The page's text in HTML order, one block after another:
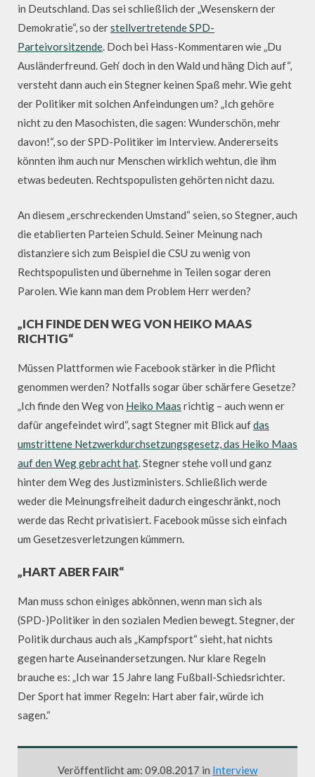
in Deutschland. Das sei schließlich der „Wesenskern der
Demokratie“, so derstellvertretende SPD-
Parteivorsitzende. Doch bei Hass-Kommentaren wie „Du
Ausländerfreund. Geh‘ doch in den Wald und häng Dich auf“,
versteht dann auch ein Stegner keinen Spaß mehr. Wie geht
der Politiker mit solchen Anfeindungen um? „Ich gehöre
nicht zu den Masochisten, die sagen: Wunderschön, mehr
davon!“, so der SPD-Politiker im Interview. Andererseits
könnten ihm auch nur Menschen wirklich wehtun, die ihm
etwas bedeuten. Rechtspopulisten gehörten nicht dazu.
An diesem „erschreckenden Umstand“ seien, so Stegner, auch
die etablierten Parteien Schuld. Seiner Meinung nach
distanziere sich zum Beispiel die CSU zu wenig von
Rechtspopulisten und übernehme in Teilen sogar deren
Parolen. Wie kann man dem Problem Herr werden?
„ICH FINDE DEN WEG VON HEIKO MAAS
RICHTIG“
Müssen Plattformen wie Facebook stärker in die Pflicht
genommen werden? Notfalls sogar über schärfere Gesetze?
„Ich finde den Weg von Heiko Maas richtig – auch wenn er
dafür angefeindet wird“, sagt Stegner mit Blick aufdas
umstrittene Netzwerkdurchsetzungsgesetz, das Heiko Maas
auf den Weg gebracht hat . Stegner stehe voll und ganz
hinter dem Weg des Justizministers. Schließlich werde
weder die Meinungsfreiheit dadurch eingeschränkt, noch
werde das Recht privatisiert. Facebook müsse sich einfach
um Gesetzesverletzungen kümmern.
„HART ABER FAIR“
Man muss schon einiges abkönnen, wenn man sich als
(SPD-)Politiker in den sozialen Medien bewegt. Stegner, der
Politik durchaus auch als „Kampfsport“ sieht, hat nichts
gegen harte Auseinandersetzungen. Nur klare Regeln
brauche es: „Ich war 15 Jahre lang Fußball-Schiedsrichter.
Der Sport hat immer Regeln: Hart aber fair, würde ich
sagen.“
Veröffentlicht am: 09.08.2017 in Interview